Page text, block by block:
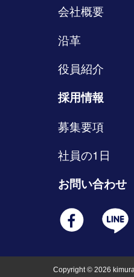
会社概要
沿革
役員紹介
採用情報
募集要項
社員の1日
お問い合わせ
Copyright © 2026